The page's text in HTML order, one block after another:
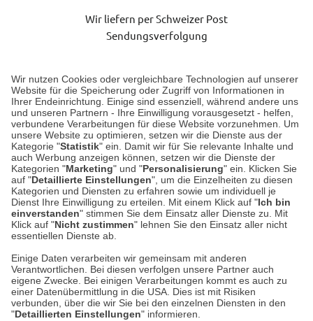
Wir nutzen Cookies oder vergleichbare Technologien auf unserer
Website für die Speicherung oder Zugriff von Informationen in
Ihrer Endeinrichtung. Einige sind essenziell, während andere uns
und unseren Partnern - Ihre Einwilligung vorausgesetzt - helfen,
verbundene Verarbeitungen für diese Website vorzunehmen. Um
unsere Website zu optimieren, setzen wir die Dienste aus der
Kategorie "Statistik" ein. Damit wir für Sie relevante Inhalte und
auch Werbung anzeigen können, setzen wir die Dienste der
Kategorien "Marketing" und "Personalisierung" ein. Klicken Sie
auf "Detaillierte Einstellungen", um die Einzelheiten zu diesen
Kategorien und Diensten zu erfahren sowie um individuell je
Dienst Ihre Einwilligung zu erteilen. Mit einem Klick auf "Ich bin
einverstanden" stimmen Sie dem Einsatz aller Dienste zu. Mit
Klick auf "Nicht zustimmen" lehnen Sie den Einsatz aller nicht
essentiellen Dienste ab.
Einige Daten verarbeiten wir gemeinsam mit anderen
Verantwortlichen. Bei diesen verfolgen unsere Partner auch
eigene Zwecke. Bei einigen Verarbeitungen kommt es auch zu
einer Datenübermittlung in die USA. Dies ist mit Risiken
verbunden, über die wir Sie bei den einzelnen Diensten in den
"Detaillierten Einstellungen" informieren.
Wir liefern per Schweizer Post
Sendungsverfolgung
Unser Geschäft in Meckenheim
Auf dem Steinbüchel 6
53340 Meckenheim
Montag bis Samstag 9:00 Uhr bis 18:00 Uhr
weitere Information
Hier finden Sie uns im Netz
Cookie-Einstellungen in Ihrem Browser